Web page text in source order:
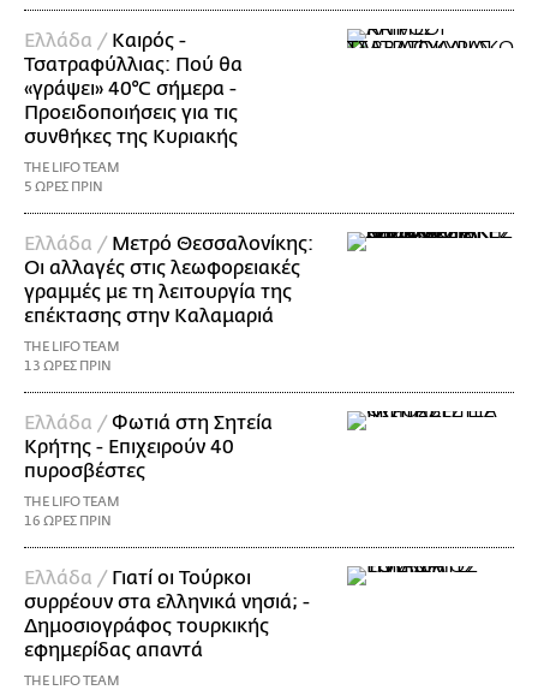
Ελλάδα / Καιρός -
Τσατραφύλλιας: Πού θα
«γράψει» 40°C σήμερα -
Προειδοποιήσεις για τις
συνθήκες της Κυριακής
THE LIFO TEAM
5 ΩΡΕΣ ΠΡΙΝ
Ελλάδα / Μετρό Θεσσαλονίκης:
Οι αλλαγές στις λεωφορειακές
γραμμές με τη λειτουργία της
επέκτασης στην Καλαμαριά
THE LIFO TEAM
13 ΩΡΕΣ ΠΡΙΝ
Ελλάδα /Φωτιά στη Σητεία
Κρήτης - Επιχειρούν 40
πυροσβέστες
THE LIFO TEAM
16 ΩΡΕΣ ΠΡΙΝ
Ελλάδα / Γιατί οι Τούρκοι
συρρέουν στα ελληνικά νησιά; -
Δημοσιογράφος τουρκικής
εφημερίδας απαντά
THE LIFO TEAM